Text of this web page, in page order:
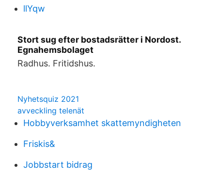
llYqw
Stort sug efter bostadsrätter i Nordost.
Egnahemsbolaget
Radhus. Fritidshus.
Nyhetsquiz 2021
avveckling telenät
Hobbyverksamhet skattemyndigheten
Friskis&
Jobbstart bidrag